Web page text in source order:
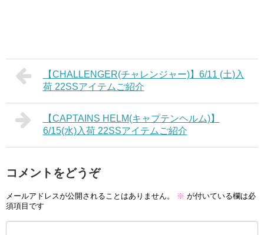
【CHALLENGER(チャレンジャー)】6/11 (土)入
荷 22SSアイテムご紹介
【CAPTAINS HELM(キャプテンヘルム)】
6/15(水)入荷 22SSアイテムご紹介
コメントをどうぞ
メールアドレスが公開されることはありません。 ※ が付いている欄は必
須項目です